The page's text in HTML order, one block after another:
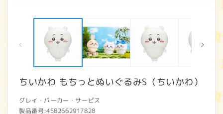
ちいかわ もちっとぬいぐるみS（ちいかわ）
グレイ・パーカー・サービス
製品番号:4582662917828